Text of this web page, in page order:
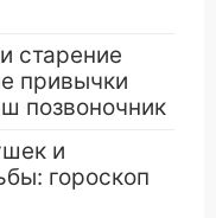
старение
привычки
позвоночник
и
гороскоп